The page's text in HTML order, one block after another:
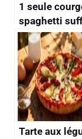
1 seule
spaghetti
pour préparer
recettes
bluffantes,
rapides pour
semaine
Tarte aux